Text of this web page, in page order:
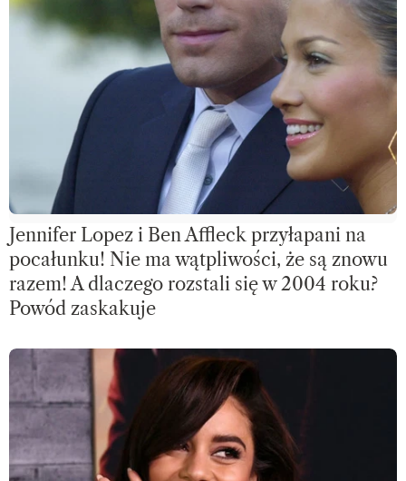
Jennifer Lopez i Ben Affleck przyłapani na
pocałunku! Nie ma wątpliwości, że są znowu
razem! A dlaczego rozstali się w 2004 roku?
Powód zaskakuje